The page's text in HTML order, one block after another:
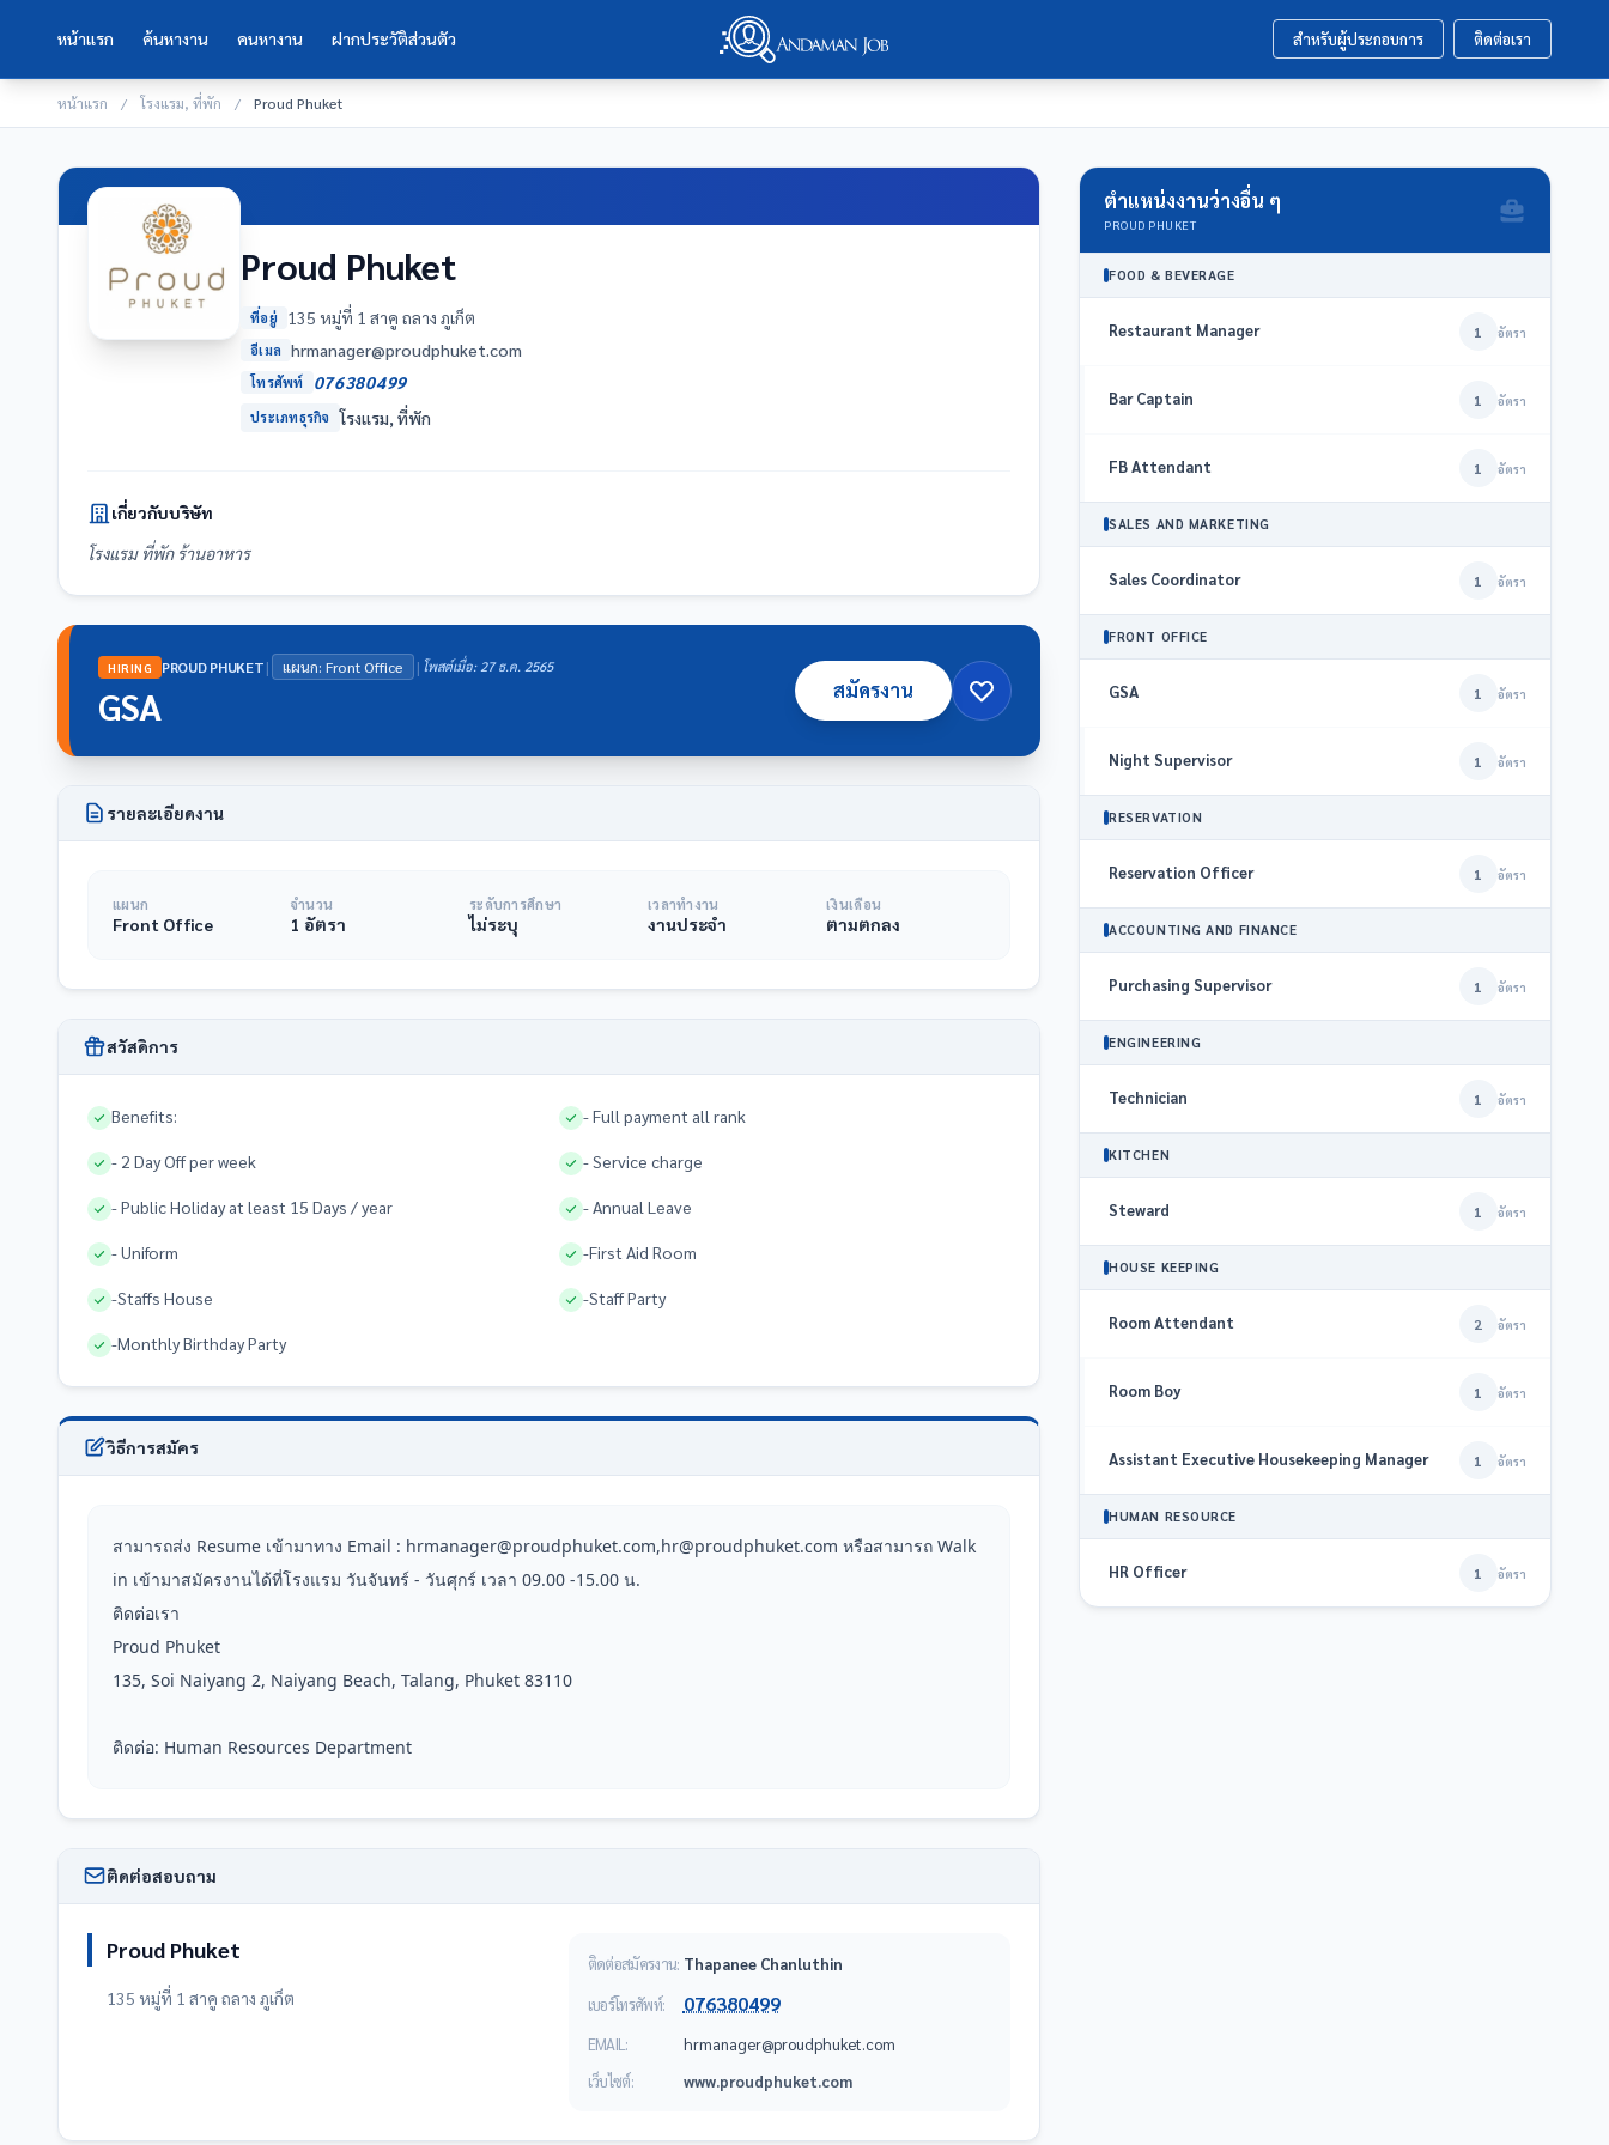
หน้าแรก ค้นหางาน คนหางาน ฝากประวัติส่วนตัว สำหรับผู้ประกอบการ ติดต่อเรา
หน้าแรก / โรงแรม, ที่พัก / Proud Phuket
Proud Phuket
ที่อยู่ 135 หมู่ที่ 1 สาคู ถลาง ภูเก็ต
อีเมล moc.tekuhpduorp@reganamrh
โทรศัพท์ 076380499
ประเภทธุรกิจ โรงแรม, ที่พัก
เกี่ยวกับบริษัท
โรงแรม ที่พัก ร้านอาหาร
HIRING PROUD PHUKET| แผนก: Front Office | โพสต์เมื่อ: 27 ธ.ค. 2565
GSA สมัครงาน
รายละเอียดงาน
แผนก
Front Office
จำนวน
1 อัตรา
ระดับการศึกษา
ไม่ระบุ
เวลาทำงาน
งานประจำ
เงินเดือน
ตามตกลง
สวัสดิการ
Benefits: - Full payment all rank
- 2 Day Off per week - Service charge
- Public Holiday at least 15 Days / year - Annual Leave
- Uniform -First Aid Room
-Staffs House -Staff Party
-Monthly Birthday Party
วิธีการสมัคร
สามารถส่ง Resume เข้ามาทาง Email : hrmanager@proudphuket.com,hr@proudphuket.com หรือสามารถ Walk
in เข้ามาสมัครงานได้ที่โรงแรม วันจันทร์ - วันศุกร์ เวลา 09.00 -15.00 น.
ติดต่อเรา
Proud Phuket
135, Soi Naiyang 2, Naiyang Beach, Talang, Phuket 83110
ติดต่อ: Human Resources Department
ติดต่อสอบถาม
Proud Phuket
135 หมู่ที่ 1 สาคู ถลาง ภูเก็ต
ติดต่อสมัครงาน: Thapanee Chanluthin
เบอร์โทรศัพท์:
076380499
EMAIL:
moc.tekuhpduorp@reganamrh
เว็บไซต์:
www.proudphuket.com
ตำแหน่งงานว่างอื่น ๆ
PROUD PHUKET
FOOD & BEVERAGE
Restaurant Manager 1 อัตรา
Bar Captain 1 อัตรา
FB Attendant 1 อัตรา
SALES AND MARKETING
Sales Coordinator 1 อัตรา
FRONT OFFICE
GSA 1 อัตรา
Night Supervisor 1 อัตรา
RESERVATION
Reservation Officer 1 อัตรา
ACCOUNTING AND FINANCE
Purchasing Supervisor 1 อัตรา
ENGINEERING
Technician 1 อัตรา
KITCHEN
Steward 1 อัตรา
HOUSE KEEPING
Room Attendant 2 อัตรา
Room Boy 1 อัตรา
Assistant Executive Housekeeping Manager 1 อัตรา
HUMAN RESOURCE
HR Officer 1 อัตรา